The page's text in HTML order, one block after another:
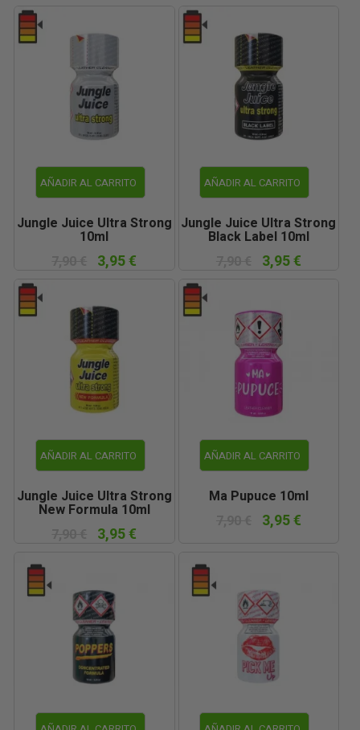
AÑADIR AL CARRITO
Jungle Juice Ultra Strong
10ml
3,95 €
AÑADIR AL CARRITO
Jungle Juice Ultra Strong
Black Label 10ml
3,95 €
AÑADIR AL CARRITO
Jungle Juice Ultra Strong
New Formula 10ml
3,95 €
AÑADIR AL CARRITO
Ma Pupuce 10ml
3,95 €